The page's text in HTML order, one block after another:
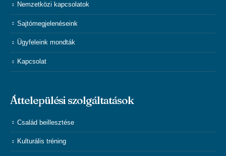
Nemzetközi kapcsolatok
Sajtómegjelenéseink
Ügyfeleink mondták
Kapcsolat
Áttelepülési szolgáltatások
Család beillesztése
Kulturális tréning